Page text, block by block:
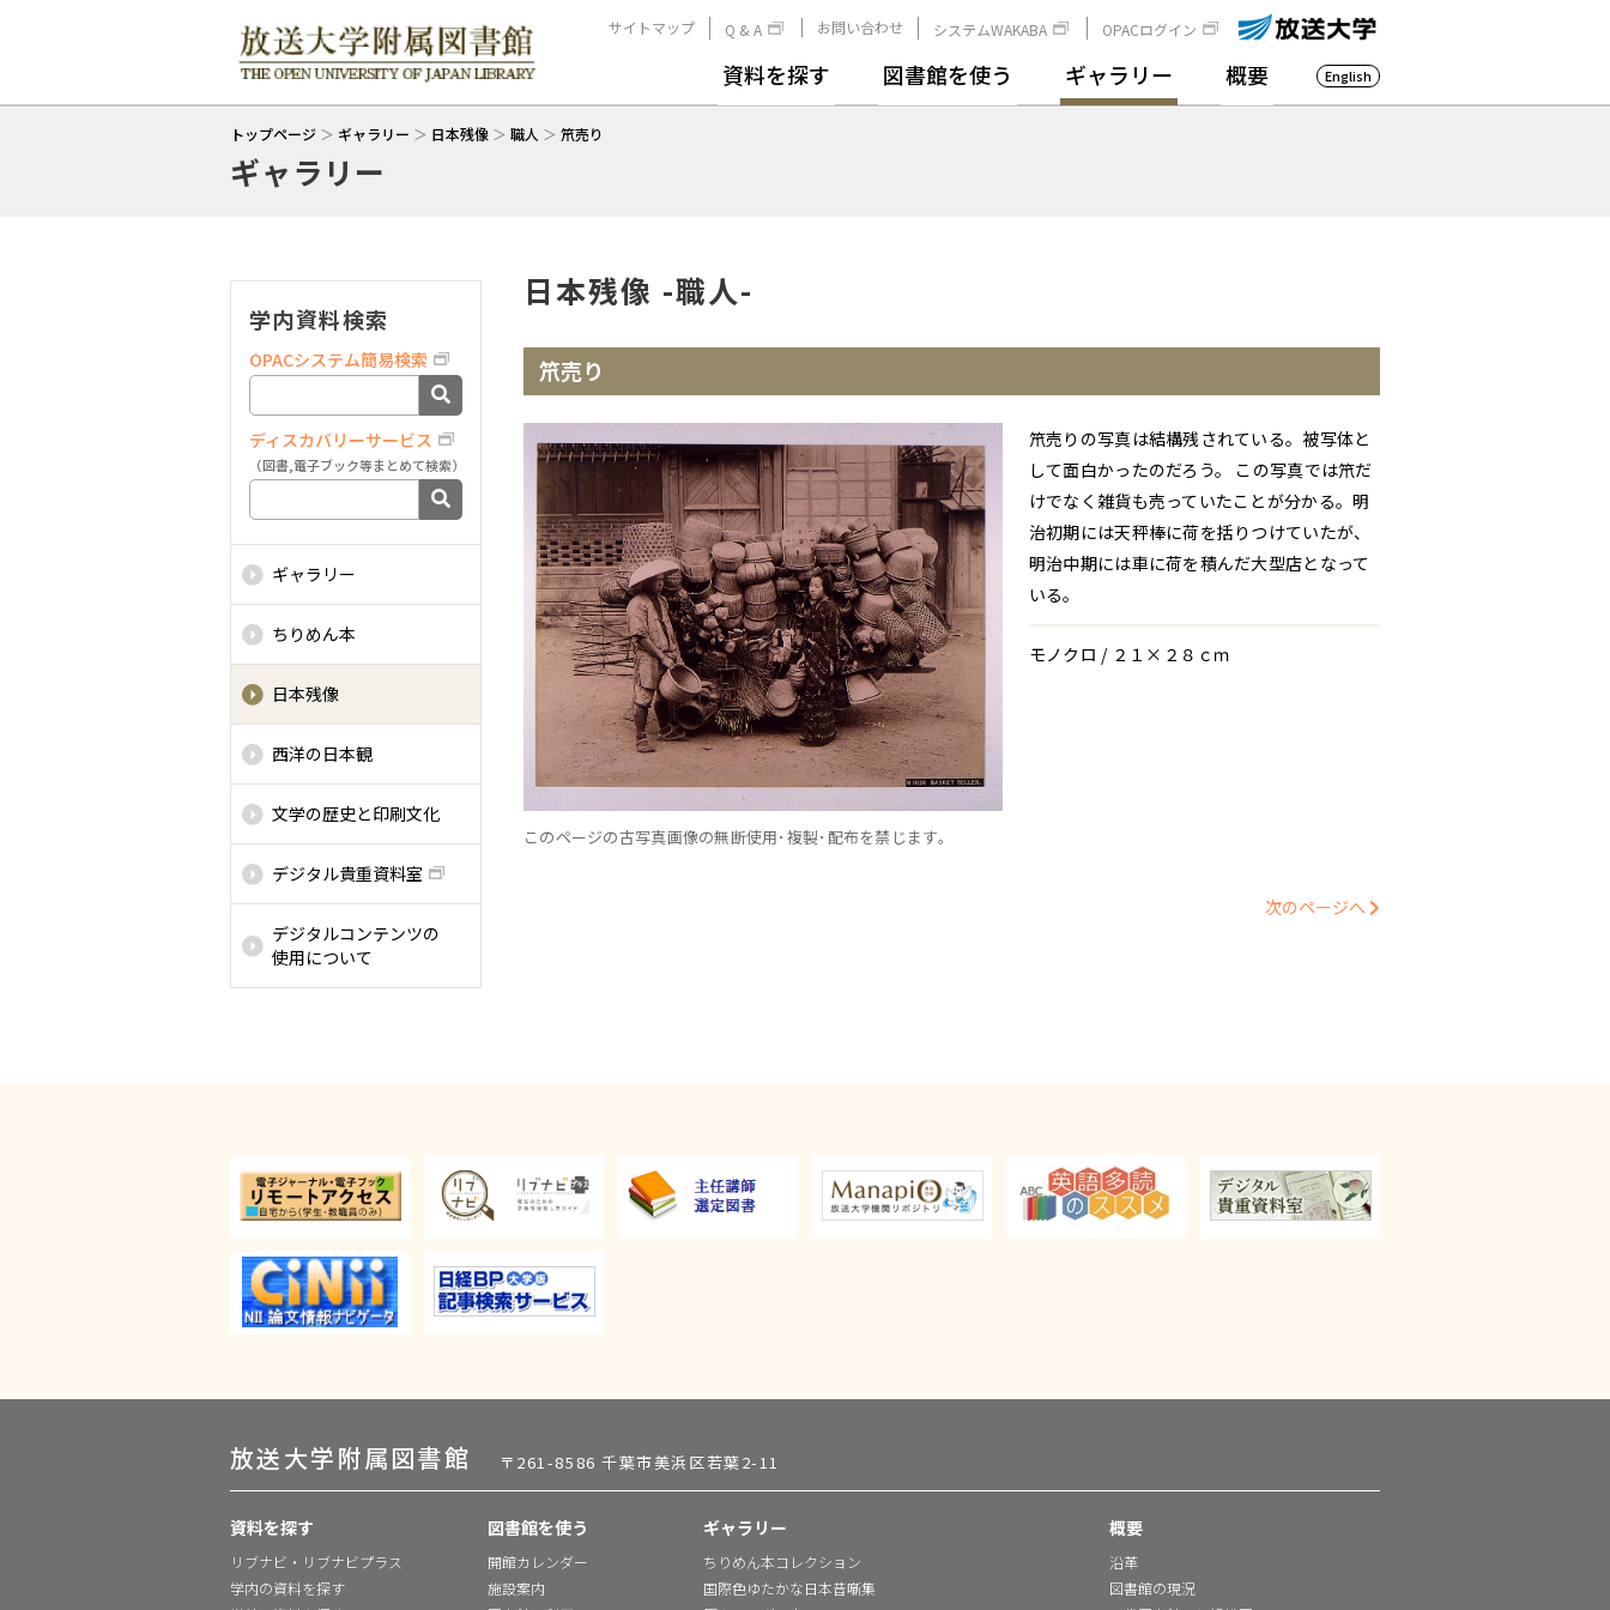
サイトマップ Q & A お問い合わせ システムWAKABA OPACログイン
資料を探す 図書館を使う ギャラリー 概要 English
トップページ ＞ ギャラリー ＞ 日本残像 ＞ 職人 ＞ 笊売り
ギャラリー
日本残像 -職人-
笊売り
笊売りの写真は結構残されている。被写体と
して面白かったのだろう。 この写真では笊だ
けでなく雑貨も売っていたことが分かる。明
治初期には天秤棒に荷を括りつけていたが、
明治中期には車に荷を積んだ大型店となって
いる。
モノクロ / ２１×２８ｃｍ
このページの古写真画像の無断使用･複製･配布を禁じます。
次のページへ
学内資料検索
OPACシステム簡易検索
ディスカバリーサービス
（図書,電子ブック等まとめて検索）
ギャラリー
ちりめん本
日本残像
西洋の日本観
文学の歴史と印刷文化
デジタル貴重資料室
デジタルコンテンツの
使用について
放送大学附属図書館 〒261-8586 千葉市美浜区若葉2-11
資料を探す
リブナビ・リブナビプラス
学内の資料を探す
図書館を使う
開館カレンダー
施設案内
ギャラリー
ちりめん本コレクション
国際色ゆたかな日本昔噺集
概要
沿革
図書館の現況